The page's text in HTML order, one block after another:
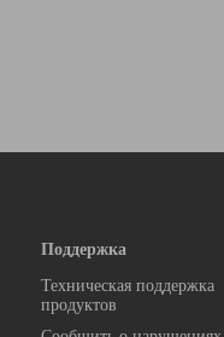
Поддержка
Техническая поддержка
продуктов